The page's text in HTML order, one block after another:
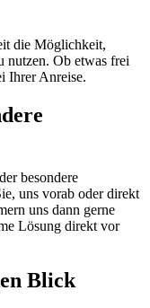
die Möglichkeit,
nutzen. Ob etwas frei
Ihrer Anreise.
besondere
uns vorab oder direkt
uns dann gerne
Lösung direkt vor
Blick